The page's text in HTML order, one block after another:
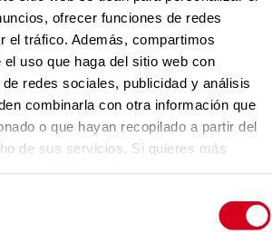
ofrecer funciones de redes
el tráfico. Además, compartimos
uso que haga del sitio web con
redes sociales, publicidad y análisis
combinarla con otra información que
o que hayan recopilado a partir del
de sus servicios. Si quieres más
un equipo de expertos
para el desarrollo de
específicos y ajustados a
con el foco en la
de las barreras que limitan
que evolucionó desde el